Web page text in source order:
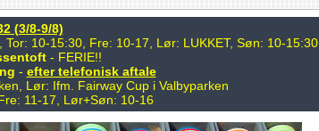
(3/8-9/8)
10-15:30, Fre: 10-17, Lør: LUKKET, Søn: 10-15:30
- FERIE!!
- efter telefonisk aftale
Lør: Ifm. Fairway Cup i Valbyparken
11-17, Lør+Søn: 10-16